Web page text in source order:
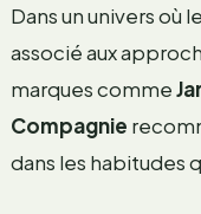
Dans un univers où
associé aux
marques comme
Compagnie
dans les habitudes